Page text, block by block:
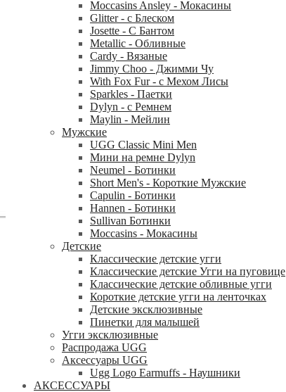
Moccasins Ansley - Мокасины
Glitter - с Блеском
Josette - С Бантом
Metallic - Обливные
Cardy - Вязаные
Jimmy Choo - Джимми Чу
With Fox Fur - с Мехом Лисы
Sparkles - Паетки
Dylyn - с Ремнем
Maylin - Мейлин
Мужские
UGG Classic Mini Men
Мини на ремне Dylyn
Neumel - Ботинки
Short Men's - Короткие Мужские
Capulin - Ботинки
Hannen - Ботинки
Sullivan Ботинки
Moccasins - Мокасины
Детские
Классические детские угги
Классические детские Угги на пуговице
Классические детские обливные угги
Короткие детские угги на ленточках
Детские эксклюзивные
Пинетки для малышей
Угги эксклюзивные
Распродажа UGG
Аксессуары UGG
Ugg Logo Earmuffs - Наушники
АКСЕССУАРЫ